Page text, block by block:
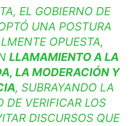
EL GOBIERNO DE
UNA POSTURA
OPUESTA,
LLAMAMIENTO A LA
LA MODERACIÓN Y
, SUBRAYANDO LA
DE VERIFICAR LOS
DISCURSOS QUE